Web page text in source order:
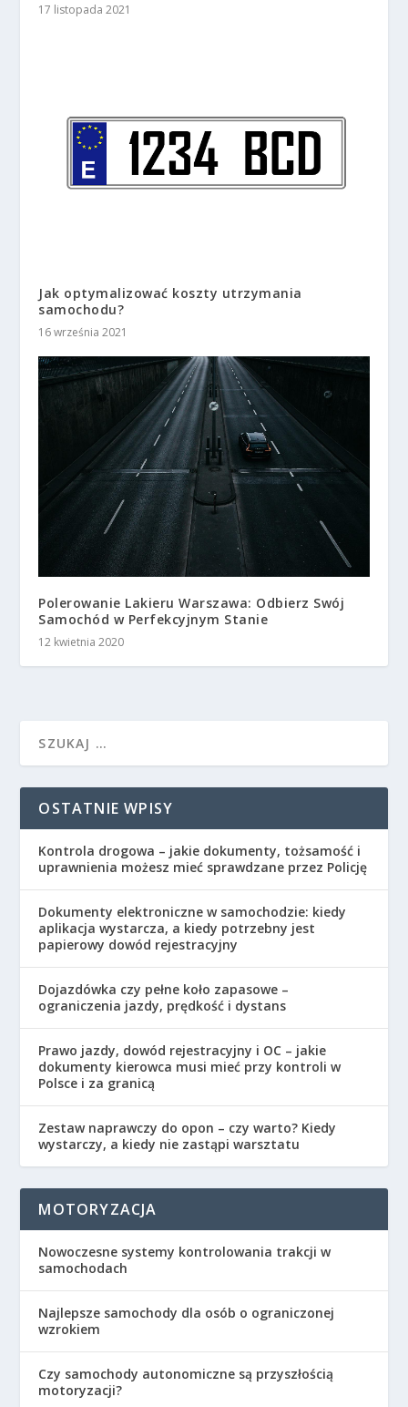
17 listopada 2021
Jak optymalizować koszty utrzymania
samochodu?
16 września 2021
Polerowanie Lakieru Warszawa: Odbierz Swój
Samochód w Perfekcyjnym Stanie
12 kwietnia 2020
OSTATNIE WPISY
Kontrola drogowa – jakie dokumenty, tożsamość i
uprawnienia możesz mieć sprawdzane przez Policję
Dokumenty elektroniczne w samochodzie: kiedy
aplikacja wystarcza, a kiedy potrzebny jest
papierowy dowód rejestracyjny
Dojazdówka czy pełne koło zapasowe –
ograniczenia jazdy, prędkość i dystans
Prawo jazdy, dowód rejestracyjny i OC – jakie
dokumenty kierowca musi mieć przy kontroli w
Polsce i za granicą
Zestaw naprawczy do opon – czy warto? Kiedy
wystarczy, a kiedy nie zastąpi warsztatu
MOTORYZACJA
Nowoczesne systemy kontrolowania trakcji w
samochodach
Najlepsze samochody dla osób o ograniczonej
wzrokiem
Czy samochody autonomiczne są przyszłością
motoryzacji?